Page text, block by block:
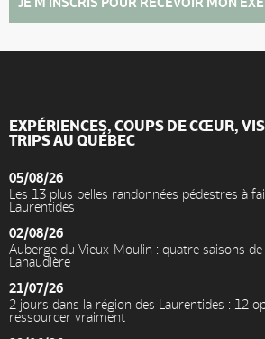
EXPÉRIENCES, COUPS DE CŒUR,
TRIPS AU QUÉBEC
05/08/26
Les 13 plus belles randonnées pédestres à
Laurentides
02/08/26
Auberge du Vieux-Moulin : quatre saisons
Lanaudière
21/07/26
2 jours dans la région des Laurentides : 12
ressourcer vraiment